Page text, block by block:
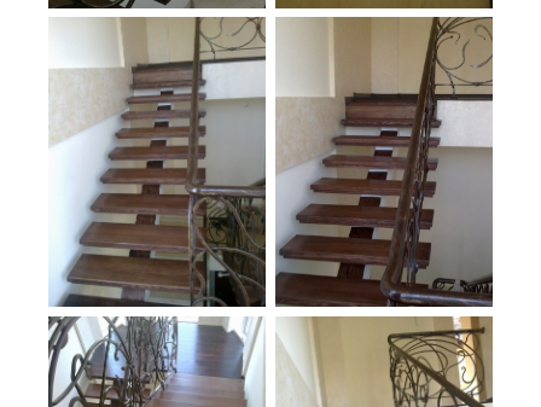
удобство;
красоту;
безопасность.